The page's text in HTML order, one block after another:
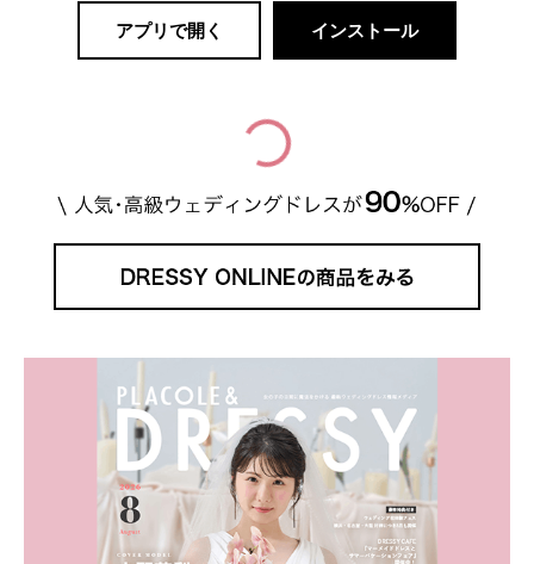
アプリで開く インストール